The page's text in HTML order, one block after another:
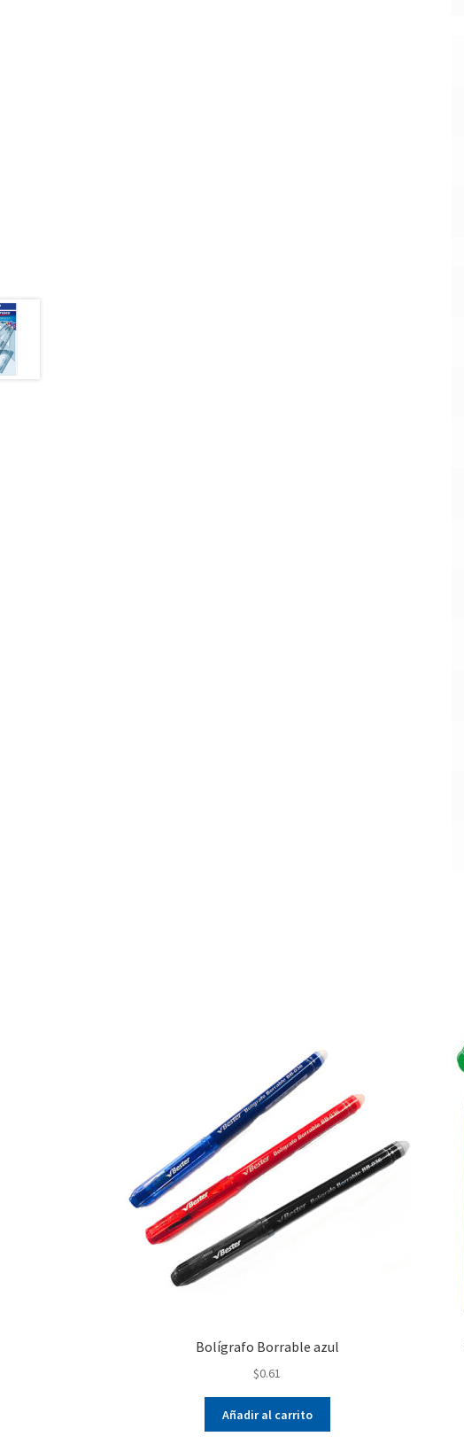
Bolígrafo Borrable azul
$0.61
Añadir al carrito